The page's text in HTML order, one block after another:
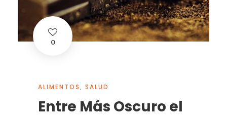
0
ALIMENTOS, SALUD
Entre Más Oscuro el